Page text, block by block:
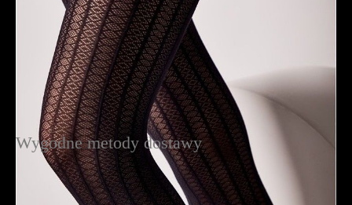
Wygodne metody dostawy